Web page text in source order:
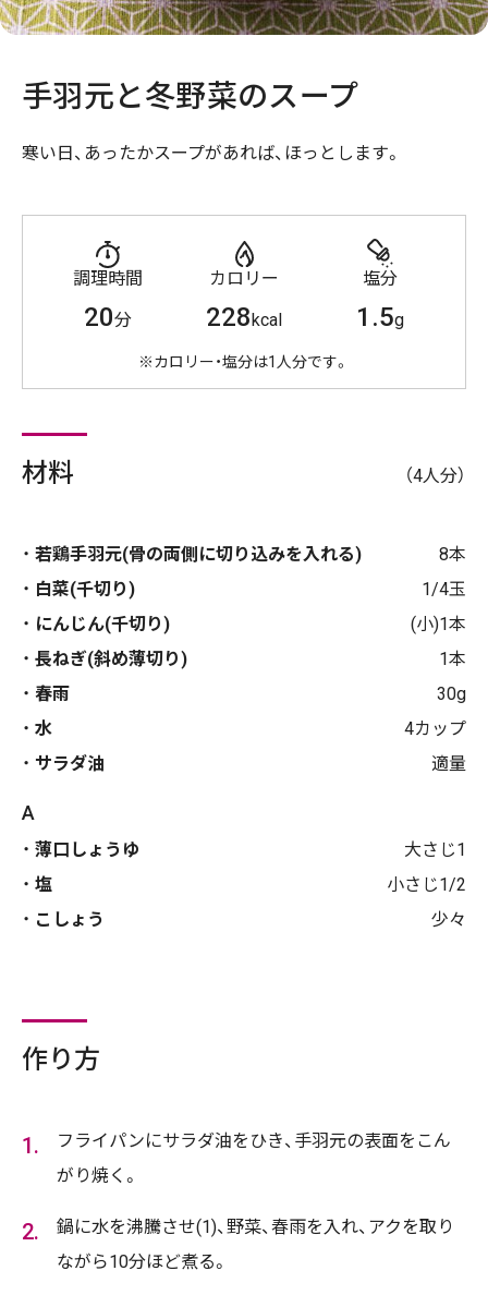
手羽元と冬野菜のスープ
寒い日、あったかスープがあれば、ほっとします。
調理時間
20分
カロリー
228kcal
塩分
1.5g
※カロリー・塩分は1人分です。
材料 （4人分）
若鶏手羽元(骨の両側に切り込みを入れる)
8本
白菜(千切り)
1/4玉
にんじん(千切り)
(小)1本
長ねぎ(斜め薄切り)
1本
春雨
30g
水
4カップ
サラダ油
適量
A
薄口しょうゆ
大さじ1
塩
小さじ1/2
こしょう
少々
作り方
フライパンにサラダ油をひき、手羽元の表面をこん
がり焼く。
鍋に水を沸騰させ(1)、野菜、春雨を入れ、アクを取り
ながら10分ほど煮る。